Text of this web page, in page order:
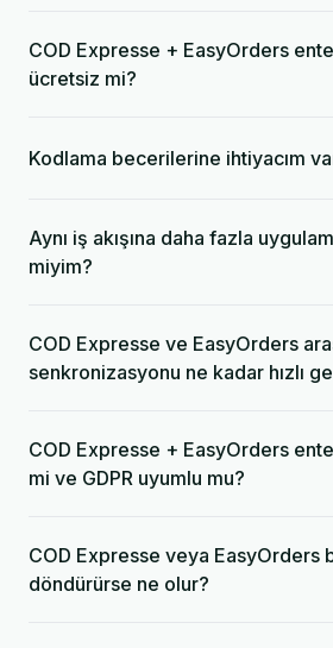
COD Expresse + EasyOrders
ücretsiz mi?
Kodlama becerilerine ihtiyacım
Aynı iş akışına daha fazla
miyim?
COD Expresse ve EasyOrders
senkronizasyonu ne kadar hızlı
COD Expresse + EasyOrders
mi ve GDPR uyumlu mu?
COD Expresse veya EasyOrders
döndürürse ne olur?